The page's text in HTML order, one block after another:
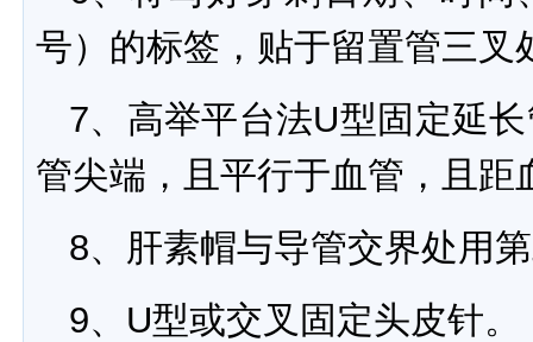
号）的标签，贴于留置管三叉
7、高举平台法U型固定延
管尖端，且平行于血管，且距
8、肝素帽与导管交界处用
9、U型或交叉固定头皮针。